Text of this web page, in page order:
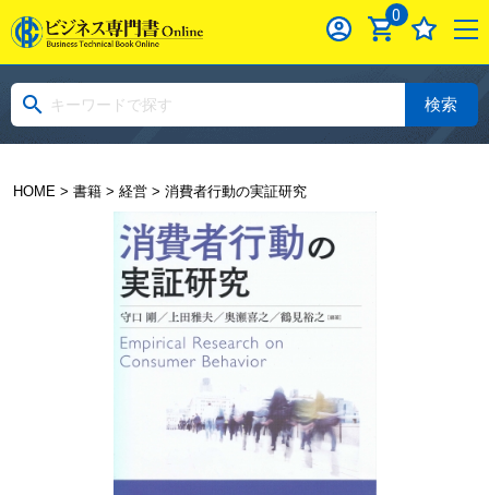
0
検索
HOME> 書籍> 経営> 消費者行動の実証研究